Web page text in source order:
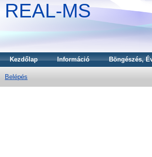
REAL-MS
Kezdőlap Információ Böngészés,
Belépés